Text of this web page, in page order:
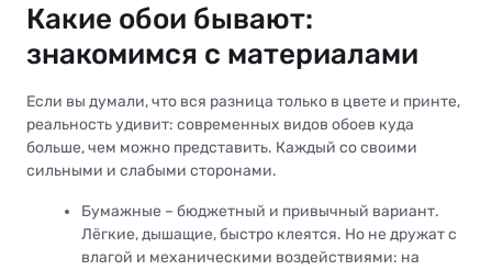
Какие обои бывают:
знакомимся с материалами
Если вы думали, что вся разница только в цвете и принте,
реальность удивит: современных видов обоев куда
больше, чем можно представить. Каждый со своими
сильными и слабыми сторонами.
Бумажные – бюджетный и привычный вариант.
Лёгкие, дышащие, быстро клеятся. Но не дружат с
влагой и механическими воздействиями: на